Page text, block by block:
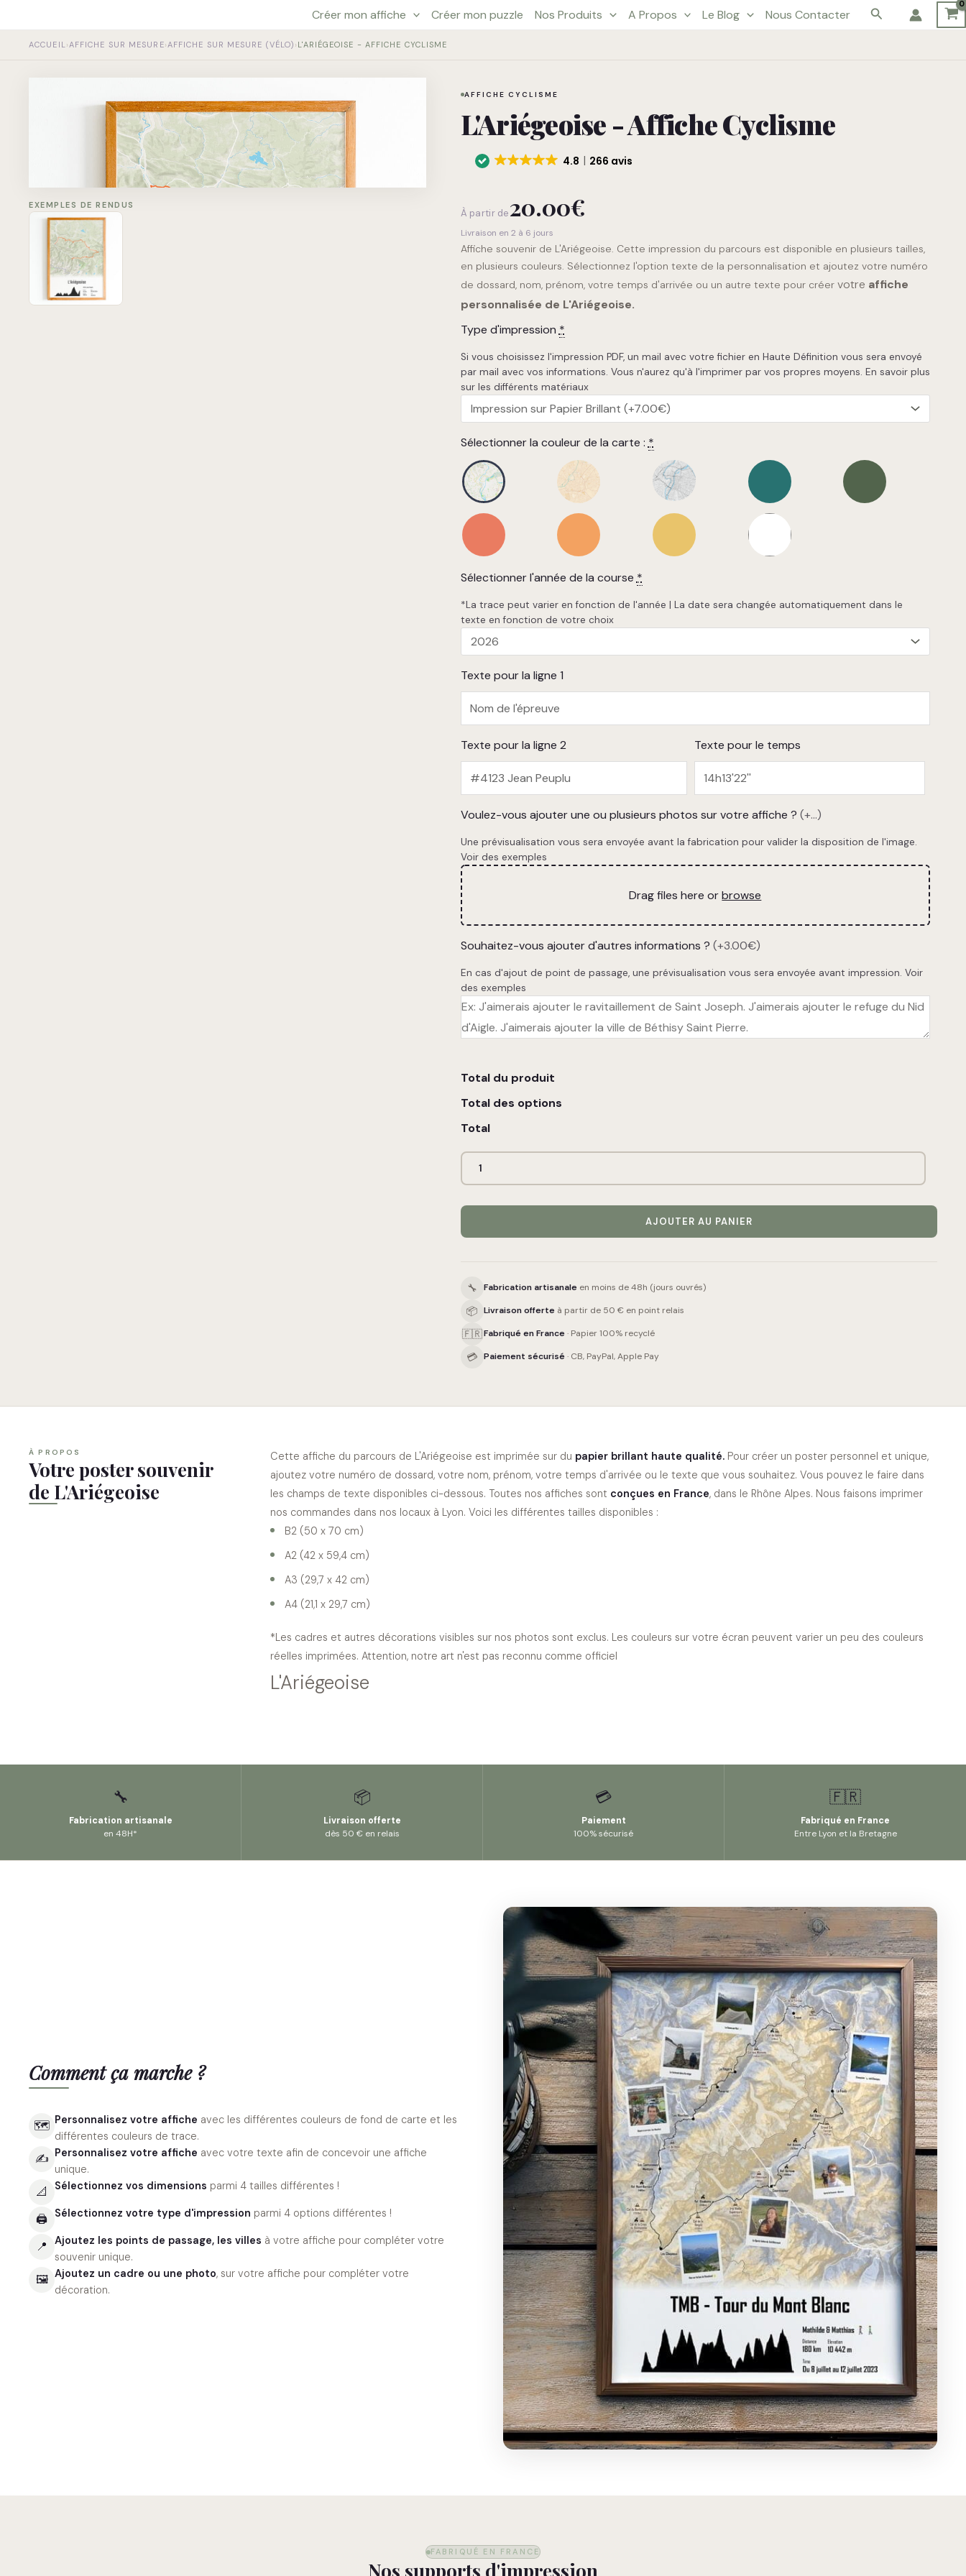
contenu
Créer mon affiche Créer mon puzzle Nos Produits A Propos Le Blog Nous Contacter Rechercher
ACCUEIL›AFFICHE SUR MESURE›AFFICHE SUR MESURE (VÉLO) › L'ARIÉGEOISE - AFFICHE CYCLISME
AFFICHE CYCLISME
L'Ariégeoise - Affiche Cyclisme
4.8 266 avis
À partir de20.00€
Livraison en 2 à 6 jours
Affiche souvenir de L'Ariégeoise. Cette impression du parcours est disponible en plusieurs tailles,
en plusieurs couleurs. Sélectionnez l'option texte de la personnalisation et ajoutez votre numéro
de dossard, nom, prénom, votre temps d'arrivée ou un autre texte pour créer votre affiche
personnalisée de L'Ariégeoise.
L'Ariégeoise
#1234 Jean Peuplu
Distance
169 km 28/06/2025
4500 m 07:52:04
EXEMPLES DE RENDUS
Type d'impression *
Si vous choisissez l'impression PDF, un mail avec votre fichier en Haute Définition vous sera envoyé
par mail avec vos informations. Vous n'aurez qu'à l'imprimer par vos propres moyens. En savoir plus
sur les différents matériaux
Sélectionner la couleur de la carte : *
Sélectionner l'année de la course *
*La trace peut varier en fonction de l'année | La date sera changée automatiquement dans le
texte en fonction de votre choix
Texte pour la ligne 1
Texte pour la ligne 2 Texte pour le temps
Voulez-vous ajouter une ou plusieurs photos sur votre affiche ? (+...)
Une prévisualisation vous sera envoyée avant la fabrication pour valider la disposition de l'image.
Voir des exemples
Drag files here orbrowse
Souhaitez-vous ajouter d'autres informations ? (+3.00€)
En cas d'ajout de point de passage, une prévisualisation vous sera envoyée avant impression. Voir
des exemples
Total du produit
Total des options
Total
-
Cyclisme
AJOUTER AU PANIER
🔧 Fabrication artisanale en moins de 48h (jours ouvrés)
📦 Livraison offerte à partir de 50 € en point relais
🇫🇷Fabriqué en France · Papier 100% recyclé
💳 Paiement sécurisé · CB, PayPal, Apple Pay
À PROPOS
Votre poster souvenir
de L'Ariégeoise
Cette affiche du parcours de L'Ariégeoise est imprimée sur du papier brillant haute qualité. Pour créer un poster personnel et unique,
ajoutez votre numéro de dossard, votre nom, prénom, votre temps d'arrivée ou le texte que vous souhaitez. Vous pouvez le faire dans
les champs de texte disponibles ci-dessous. Toutes nos affiches sont conçues en France, dans le Rhône Alpes. Nous faisons imprimer
nos commandes dans nos locaux à Lyon. Voici les différentes tailles disponibles :
B2 (50 x 70 cm)
A2 (42 x 59,4 cm)
A3 (29,7 x 42 cm)
A4 (21,1 x 29,7 cm)
*Les cadres et autres décorations visibles sur nos photos sont exclus. Les couleurs sur votre écran peuvent varier un peu des couleurs
réelles imprimées. Attention, notre art n'est pas reconnu comme officiel
L'Ariégeoise
🔧
Fabrication artisanale
en 48H*
📦
Livraison offerte
dès 50 € en relais
💳
Paiement
100% sécurisé
🇫🇷
Fabriqué en France
Entre Lyon et la Bretagne
Comment ça marche ?
🗺 Personnalisez votre affiche avec les différentes couleurs de fond de carte et les
différentes couleurs de trace.
✍️ Personnalisez votre affiche avec votre texte afin de concevoir une affiche
unique.
📐 Sélectionnez vos dimensions parmi 4 tailles différentes !
🖨 Sélectionnez votre type d'impression parmi 4 options différentes !
📍 Ajoutez les points de passage, les villes à votre affiche pour compléter votre
souvenir unique.
🖼 Ajoutez un cadre ou une photo, sur votre affiche pour compléter votre
décoration.
FABRIQUÉ EN FRANCE
Nos supports d'impression